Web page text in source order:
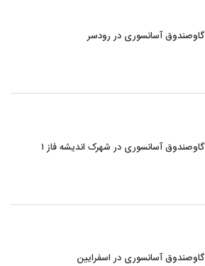
گاوصندوق آسانسوری در رودسر
گاوصندوق آسانسوری در شهرک اندیشه فاز ۱
گاوصندوق آسانسوری در اسفرایین